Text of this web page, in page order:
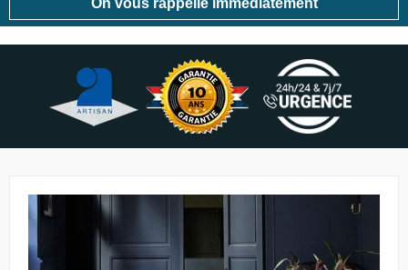
On vous rappelle immediatement